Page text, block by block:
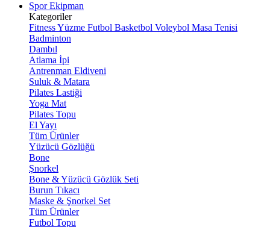
Spor Ekipman
Kategoriler
FitnessYüzme Futbol Basketbol Voleybol Masa Tenisi
Badminton
Dambıl
Atlama İpi
Antrenman Eldiveni
Suluk & Matara
Pilates Lastiği
Yoga Mat
Pilates Topu
El Yayı
Tüm Ürünler
Yüzücü Gözlüğü
Bone
Şnorkel
Bone & Yüzücü Gözlük Seti
Burun Tıkacı
Maske & Şnorkel Set
Tüm Ürünler
Futbol Topu